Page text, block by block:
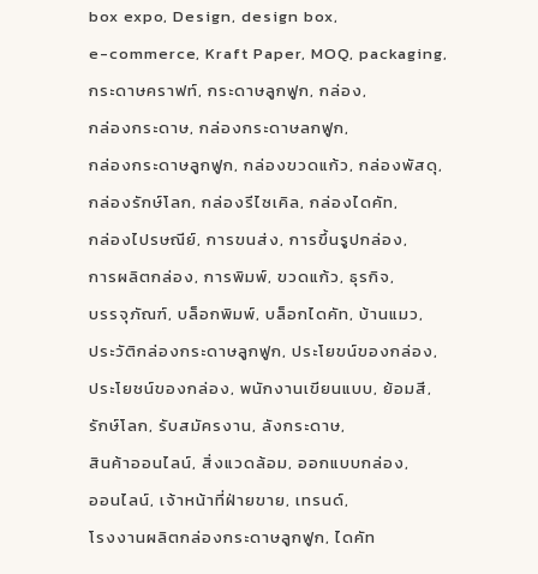
box expo Design design box
e-commerce Kraft Paper MOQ packaging
กระดาษคราฟท์ กระดาษลูกฟูก กล่อง
กล่องกระดาษ กล่องกระดาษลกฟูก
กล่องกระดาษลูกฟูก กล่องขวดแก้ว กล่องพัสดุ
กล่องรักษ์โลก กล่องรีไซเคิล กล่องไดคัท
กล่องไปรษณีย์ การขนส่ง การขึ้นรูปกล่อง
การผลิตกล่อง การพิมพ์ ขวดแก้ว ธุรกิจ
บรรจุภัณฑ์ บล็อกพิมพ์ บล็อกไดคัท บ้านแมว
ประวัติกล่องกระดาษลูกฟูก ประโยขน์ของกล่อง
ประโยชน์ของกล่อง พนักงานเขียนแบบ ย้อมสี
รักษ์โลก รับสมัครงาน ลังกระดาษ
สินค้าออนไลน์ สิ่งแวดล้อม ออกแบบกล่อง
ออนไลน์ เจ้าหน้าที่ฝ่ายขาย เทรนด์
โรงงานผลิตกล่องกระดาษลูกฟูก ไดคัท